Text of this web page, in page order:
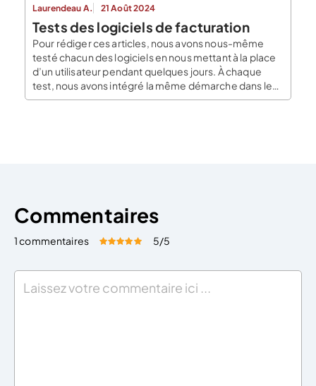
Laurendeau A. 21 Août 2024
Tests des logiciels de facturation
Pour rédiger ces articles, nous avons nous-même
testé chacun des logiciels en nous mettant à la place
d’un utilisateur pendant quelques jours. À chaque
test, nous avons intégré la même démarche dans le
but de garantir une analyse représentative de l’outil.
Commentaires
1 commentaires Évaluez cet article:
5/5